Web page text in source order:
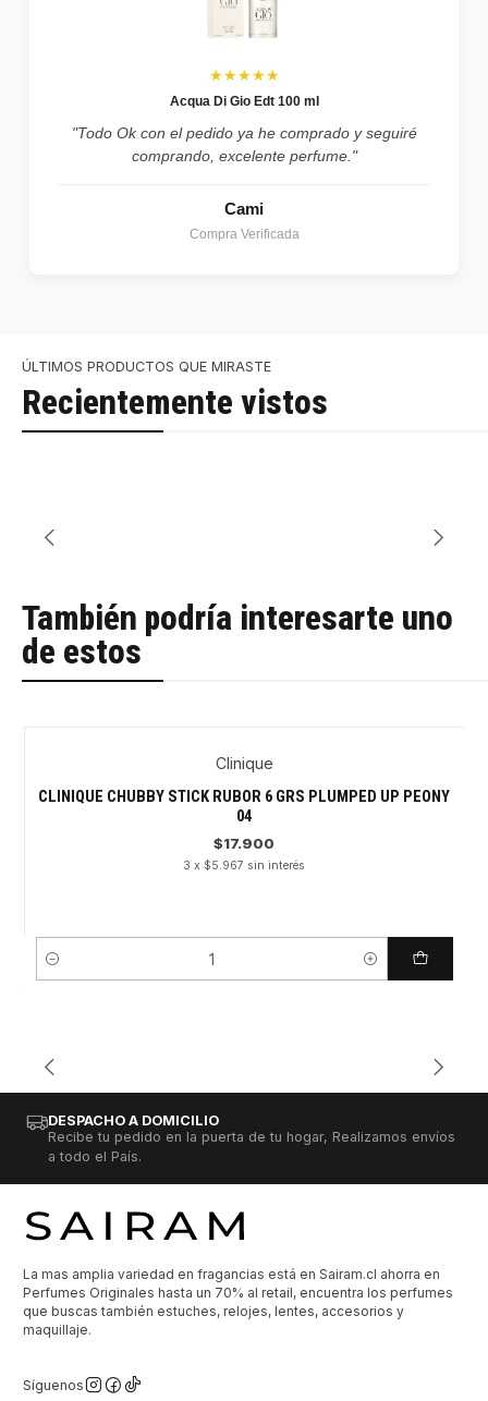
★★★★★
Acqua Di Gio Edt 100 ml
"Todo Ok con el pedido ya he comprado y seguiré
comprando, excelente perfume."
Cami
Compra Verificada
ÚLTIMOS PRODUCTOS QUE MIRASTE
Recientemente vistos
También podría interesarte uno
de estos
Clinique
CLINIQUE CHUBBY STICK RUBOR 6 GRS PLUMPED UP PEONY
04
$17.900
3 x $5.967 sin interés
Cantidad
DESPACHO A DOMICILIO
Recibe tu pedido en la puerta de tu hogar, Realizamos envíos
a todo el País.
La mas amplia variedad en fragancias está en Sairam.cl ahorra en
Perfumes Originales hasta un 70% al retail, encuentra los perfumes
que buscas también estuches, relojes, lentes, accesorios y
maquillaje.
Síguenos